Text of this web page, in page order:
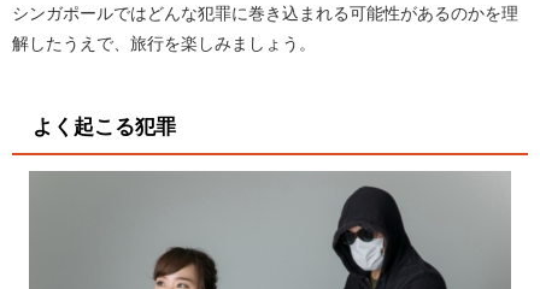
シンガポールではどんな犯罪に巻き込まれる可能性があるのかを理
解したうえで、旅行を楽しみましょう。
よく起こる犯罪